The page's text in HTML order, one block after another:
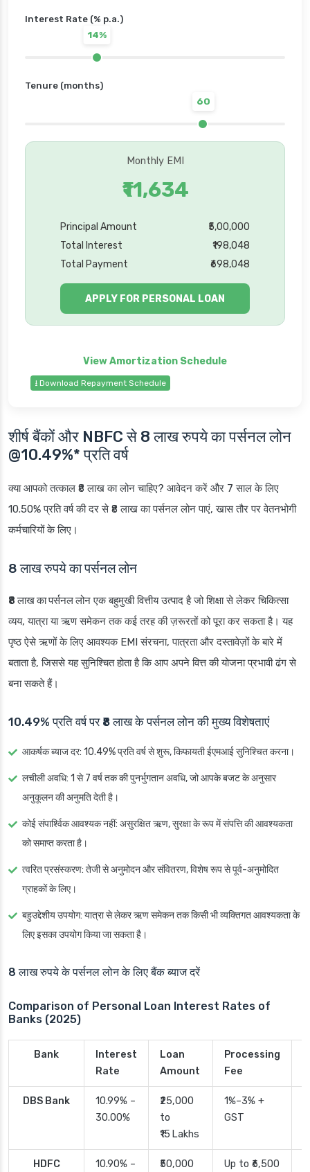
Interest Rate (% p.a.)
14%
Tenure (months)
60
Monthly EMI
₹11,634
Principal Amount
₹5,00,000
Total Interest
₹198,048
Total Payment
₹698,048
APPLY FOR PERSONAL LOAN
⭳ Download Repayment Schedule
शीर्ष बैंकों और NBFC से 8 लाख रुपये का पर्सनल लोन
@10.49%* प्रति वर्ष
क्या आपको तत्काल ₹8 लाख का लोन चाहिए? आवेदन करें और 7 साल के लिए
10.50% प्रति वर्ष की दर से ₹8 लाख का पर्सनल लोन पाएं, खास तौर पर वेतनभोगी
कर्मचारियों के लिए।
8 लाख रुपये का पर्सनल लोन
₹8 लाख का पर्सनल लोनएक बहुमुखी वित्तीय उत्पाद है जो शिक्षा से लेकर चिकित्सा
व्यय, यात्रा या ऋण समेकन तक कई तरह की ज़रूरतों को पूरा कर सकता है। यह
पृष्ठ ऐसे ऋणों के लिए आवश्यक EMI संरचना, पात्रता और दस्तावेज़ों के बारे में
बताता है, जिससे यह सुनिश्चित होता है कि आप अपने वित्त की योजना प्रभावी ढंग से
बना सकते हैं।
10.49% प्रति वर्ष पर ₹8 लाख के पर्सनल लोन की मुख्य विशेषताएं
आकर्षक ब्याज दर: 10.49% प्रति वर्ष से शुरू, किफायती ईएमआई सुनिश्चित करना।
लचीली अवधि: 1 से 7 वर्ष तक की पुनर्भुगतान अवधि, जो आपके बजट के अनुसार
अनुकूलन की अनुमति देती है।
कोई संपार्श्विक आवश्यक नहीं: असुरक्षित ऋण, सुरक्षा के रूप में संपत्ति की आवश्यकता
को समाप्त करता है।
त्वरित प्रसंस्करण: तेजी से अनुमोदन और संवितरण, विशेष रूप से पूर्व-अनुमोदित
ग्राहकों के लिए।
बहुउद्देशीय उपयोग: यात्रा से लेकर ऋण समेकन तक किसी भी व्यक्तिगत आवश्यकता के
लिए इसका उपयोग किया जा सकता है।
8 लाख रुपये के पर्सनल लोन के लिए बैंक ब्याज दरें
Comparison of Personal Loan Interest Rates of
Banks (2025)
Bank
Interest
Rate
Loan
Amount
Processing
Fee
DBS Bank
10.99% –
30.00%
₹25,000
to
₹15 Lakhs
1%–3% +
GST
HDFC 10.90% – ₹50,000 Up to ₹6,500